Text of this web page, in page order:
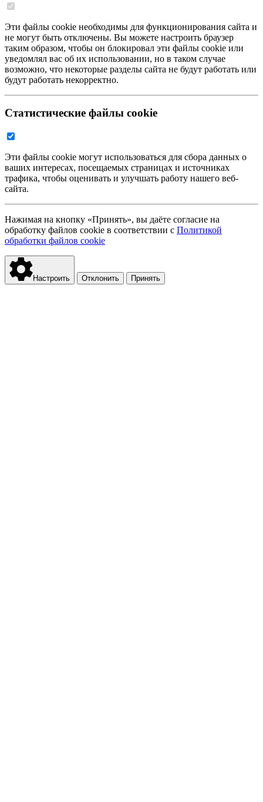
Эти файлы cookie необходимы для функционирования сайта и
не могут быть отключены. Вы можете настроить браузер
таким образом, чтобы он блокировал эти файлы cookie или
уведомлял вас об их использовании, но в таком случае
возможно, что некоторые разделы сайта не будут работать или
будут работать некорректно.
Статистические файлы cookie
Эти файлы cookie могут использоваться для сбора данных о
ваших интересах, посещаемых страницах и источниках
трафика, чтобы оценивать и улучшать работу нашего веб-
сайта.
Нажимая на кнопку «Принять», вы даёте согласие на
обработку файлов cookie в соответствии с Политикой
обработки файлов cookie
Настроить Отклонить Принять